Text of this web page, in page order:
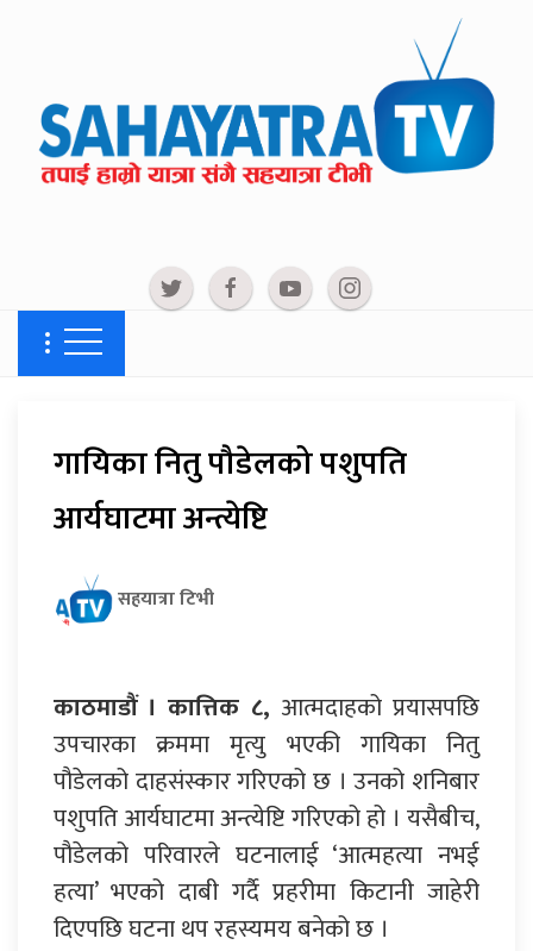
गायिका नितु पौडेलको पशुपति
आर्यघाटमा अन्त्येष्टि
सहयात्रा टिभी
काठमाडौं । कात्तिक ८, आत्मदाहको प्रयासपछि
उपचारका क्रममा मृत्यु भएकी गायिका नितु
पौडेलको दाहसंस्कार गरिएको छ । उनको शनिबार
पशुपति आर्यघाटमा अन्त्येष्टि गरिएको हो । यसैबीच,
पौडेलको परिवारले घटनालाई ‘आत्महत्या नभई
हत्या’ भएको दाबी गर्दै प्रहरीमा किटानी जाहेरी
दिएपछि घटना थप रहस्यमय बनेको छ ।